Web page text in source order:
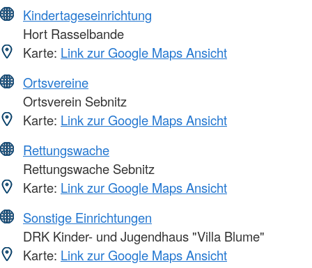
Kindertageseinrichtung
Hort Rasselbande
Karte: Link zur Google Maps Ansicht
Ortsvereine
Ortsverein Sebnitz
Karte: Link zur Google Maps Ansicht
Rettungswache
Rettungswache Sebnitz
Karte: Link zur Google Maps Ansicht
Sonstige Einrichtungen
DRK Kinder- und Jugendhaus "Villa Blume"
Karte: Link zur Google Maps Ansicht